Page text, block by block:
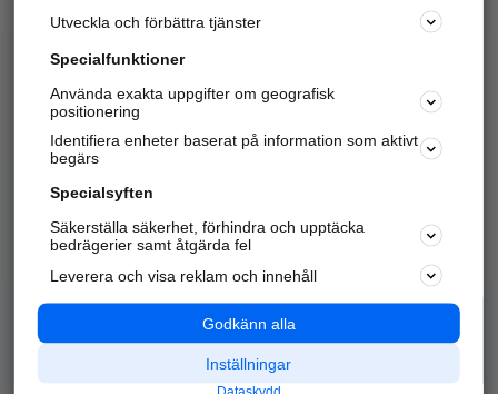
Marknadsför företaget
Kom igång och annonsera mot
samarbetspartners nära dig.
Alla kategorier
Populära sökningar
API & Kartor
Annonsera
Integritet
Nödnummer
Utveckla och förbättra tjänster
Specialfunktioner
Använda exakta uppgifter om geografisk
positionering
Identifiera enheter baserat på information som aktivt
begärs
Specialsyften
Säkerställa säkerhet, förhindra och upptäcka
bedrägerier samt åtgärda fel
Leverera och visa reklam och innehåll
Godkänn alla
Inställningar
Dataskydd